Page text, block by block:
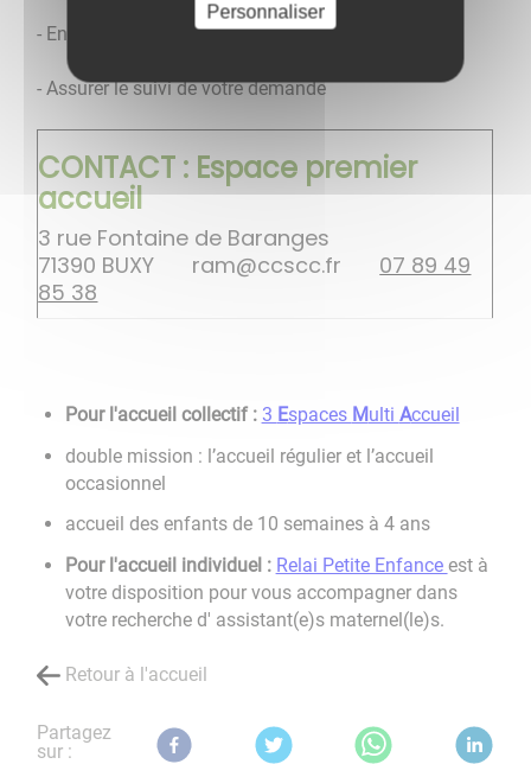
- Enregistrer votre demande d'accueil
- Assurer le suivi de votre demande
CONTACT : Espace premier
accueil
3 rue Fontaine de Baranges
71390 BUXY
ram@ccscc.fr
07 89 49
85 38
Pour l'accueil collectif : 3 Espaces Multi Accueil
double mission : l’accueil régulier et l’accueil
occasionnel
accueil des enfants de 10 semaines à 4 ans
Pour l'accueil individuel : Relai Petite Enfance est à
votre disposition pour vous accompagner dans
votre recherche d' assistant(e)s maternel(le)s.
Retour à l'accueil
Partagez
sur :
Personnaliser